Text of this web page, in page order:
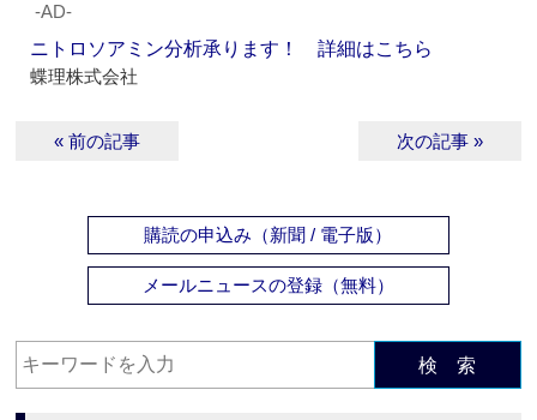
‐AD‐
ニトロソアミン分析承ります！ 詳細はこちら
蝶理株式会社
« 前の記事 次の記事 »
購読の申込み（新聞 / 電子版）
メールニュースの登録（無料）
検 索